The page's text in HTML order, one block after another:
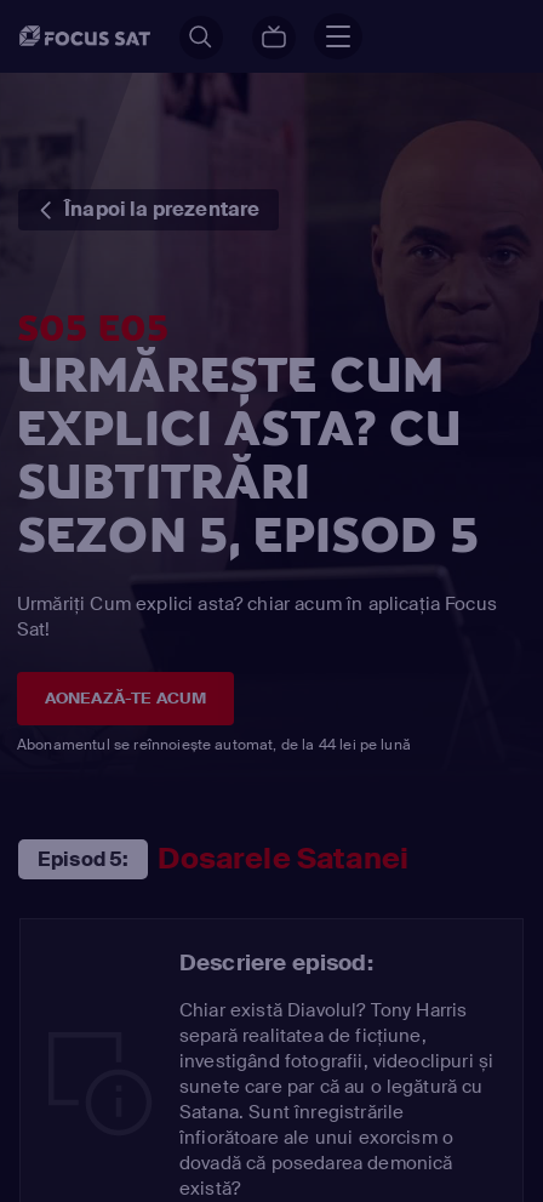
Înapoi la prezentare
S05 E05
URMĂREȘTE CUM
EXPLICI ASTA? CU
SUBTITRĂRI
SEZON 5, EPISOD 5
Urmăriți Cum explici asta? chiar acum în aplicația Focus
Sat!
AONEAZĂ-TE ACUM
Abonamentul se reînnoiește automat, de la 44 lei pe lună
Episod 5: Dosarele Satanei
Descriere episod:
Chiar există Diavolul? Tony Harris
separă realitatea de ficțiune,
investigând fotografii, videoclipuri și
sunete care par că au o legătură cu
Satana. Sunt înregistrările
înfiorătoare ale unui exorcism o
dovadă că posedarea demonică
există?